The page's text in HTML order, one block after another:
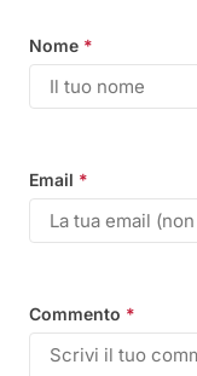
Nome *
Email *
Commento *